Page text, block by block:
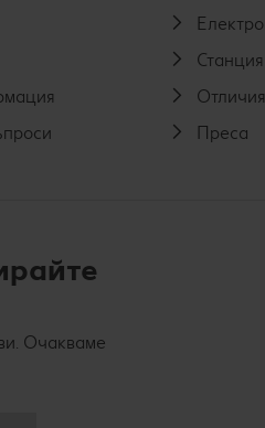
Отличия
Преса
Очакваме